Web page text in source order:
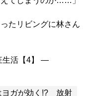
たリビングに林さん
ヨガが効く!? 放射